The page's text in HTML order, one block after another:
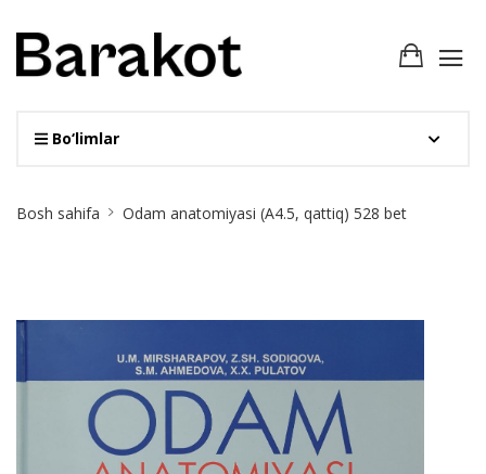
Bo‘limlar
Breadcrumb
Bosh sahifa Odam anatomiyasi (А4.5, qattiq) 528 bet